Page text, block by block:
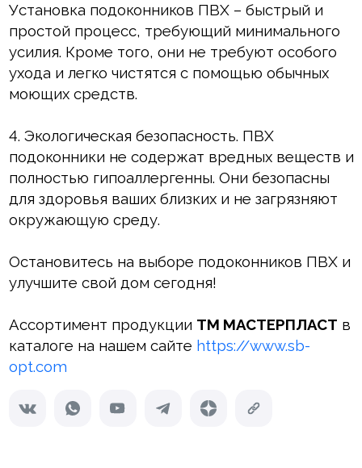
Установка подоконников ПВХ – быстрый и
простой процесс, требующий минимального
усилия. Кроме того, они не требуют особого
ухода и легко чистятся с помощью обычных
моющих средств.
4. Экологическая безопасность. ПВХ
подоконники не содержат вредных веществ и
полностью гипоаллергенны. Они безопасны
для здоровья ваших близких и не загрязняют
окружающую среду.
Остановитесь на выборе подоконников ПВХ и
улучшите свой дом сегодня!
Ассортимент продукции ТМ МАСТЕРПЛАСТ в
каталоге на нашем сайте https://www.sb-
opt.com